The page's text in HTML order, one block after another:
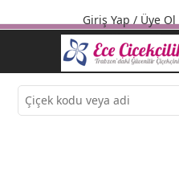
Giriş Yap / Üye Ol